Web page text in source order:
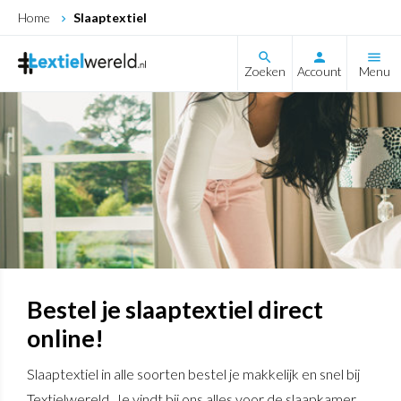
Home Slaaptextiel
Zoeken Account Menu
Bestel je slaaptextiel direct
online!
Slaaptextiel in alle soorten bestel je makkelijk en snel bij